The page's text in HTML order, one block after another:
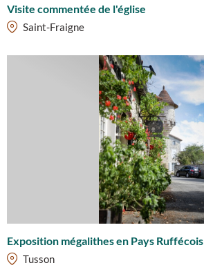
Visite commentée de l'église
Saint-Fraigne
Exposition mégalithes en Pays Ruffécois
Tusson